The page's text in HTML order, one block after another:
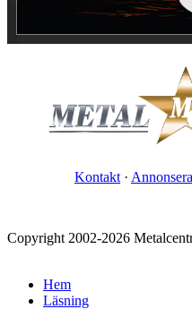
Kontakt · Annonsera
Copyright 2002-2026
Hem
Läsning